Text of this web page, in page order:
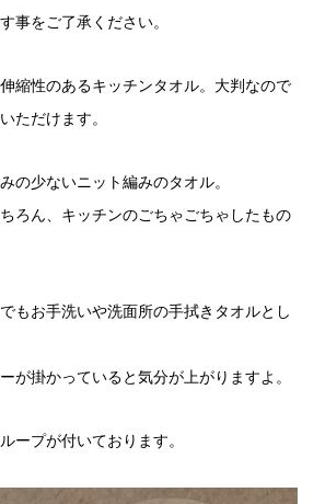
事をご了承ください。
縮性のあるキッチンタオル。大判なので
ただけます。
の少ないニット編みのタオル。
ろん、キッチンのごちゃごちゃしたもの
もお手洗いや洗面所の手拭きタオルとし
が掛かっていると気分が上がりますよ。
ープが付いております。